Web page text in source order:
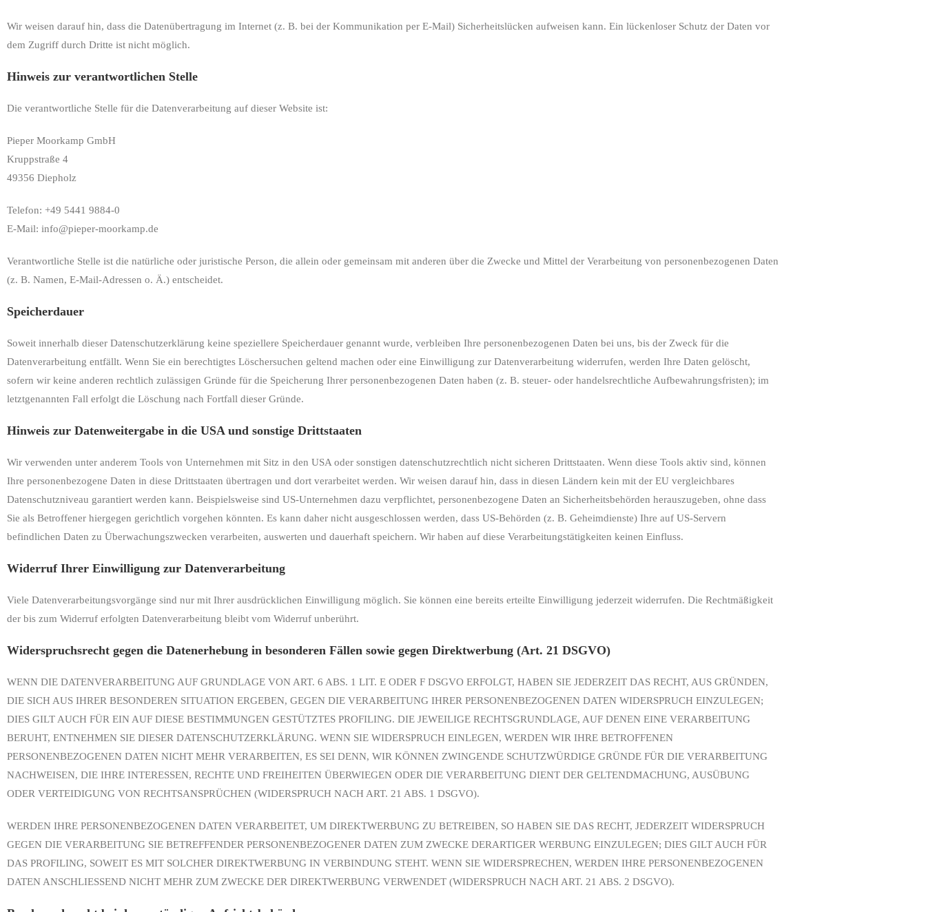
Wir weisen darauf hin, dass die Datenübertragung im Internet (z. B. bei der Kommunikation per E-Mail) Sicherheitslücken aufweisen kann. Ein lückenloser Schutz der Daten vor
dem Zugriff durch Dritte ist nicht möglich.
Hinweis zur verantwortlichen Stelle
Die verantwortliche Stelle für die Datenverarbeitung auf dieser Website ist:
Pieper Moorkamp GmbH
Kruppstraße 4
49356 Diepholz
Telefon: +49 5441 9884-0
E-Mail: info@pieper-moorkamp.de
Verantwortliche Stelle ist die natürliche oder juristische Person, die allein oder gemeinsam mit anderen über die Zwecke und Mittel der Verarbeitung von personenbezogenen Daten
(z. B. Namen, E-Mail-Adressen o. Ä.) entscheidet.
Speicherdauer
Soweit innerhalb dieser Datenschutzerklärung keine speziellere Speicherdauer genannt wurde, verbleiben Ihre personenbezogenen Daten bei uns, bis der Zweck für die
Datenverarbeitung entfällt. Wenn Sie ein berechtigtes Löschersuchen geltend machen oder eine Einwilligung zur Datenverarbeitung widerrufen, werden Ihre Daten gelöscht,
sofern wir keine anderen rechtlich zulässigen Gründe für die Speicherung Ihrer personenbezogenen Daten haben (z. B. steuer- oder handelsrechtliche Aufbewahrungsfristen); im
letztgenannten Fall erfolgt die Löschung nach Fortfall dieser Gründe.
Hinweis zur Datenweitergabe in die USA und sonstige Drittstaaten
Wir verwenden unter anderem Tools von Unternehmen mit Sitz in den USA oder sonstigen datenschutzrechtlich nicht sicheren Drittstaaten. Wenn diese Tools aktiv sind, können
Ihre personenbezogene Daten in diese Drittstaaten übertragen und dort verarbeitet werden. Wir weisen darauf hin, dass in diesen Ländern kein mit der EU vergleichbares
Datenschutzniveau garantiert werden kann. Beispielsweise sind US-Unternehmen dazu verpflichtet, personenbezogene Daten an Sicherheitsbehörden herauszugeben, ohne dass
Sie als Betroffener hiergegen gerichtlich vorgehen könnten. Es kann daher nicht ausgeschlossen werden, dass US-Behörden (z. B. Geheimdienste) Ihre auf US-Servern
befindlichen Daten zu Überwachungszwecken verarbeiten, auswerten und dauerhaft speichern. Wir haben auf diese Verarbeitungstätigkeiten keinen Einfluss.
Widerruf Ihrer Einwilligung zur Datenverarbeitung
Viele Datenverarbeitungsvorgänge sind nur mit Ihrer ausdrücklichen Einwilligung möglich. Sie können eine bereits erteilte Einwilligung jederzeit widerrufen. Die Rechtmäßigkeit
der bis zum Widerruf erfolgten Datenverarbeitung bleibt vom Widerruf unberührt.
Widerspruchsrecht gegen die Datenerhebung in besonderen Fällen sowie gegen Direktwerbung (Art. 21 DSGVO)
WENN DIE DATENVERARBEITUNG AUF GRUNDLAGE VON ART. 6 ABS. 1 LIT. E ODER F DSGVO ERFOLGT, HABEN SIE JEDERZEIT DAS RECHT, AUS GRÜNDEN,
DIE SICH AUS IHRER BESONDEREN SITUATION ERGEBEN, GEGEN DIE VERARBEITUNG IHRER PERSONENBEZOGENEN DATEN WIDERSPRUCH EINZULEGEN;
DIES GILT AUCH FÜR EIN AUF DIESE BESTIMMUNGEN GESTÜTZTES PROFILING. DIE JEWEILIGE RECHTSGRUNDLAGE, AUF DENEN EINE VERARBEITUNG
BERUHT, ENTNEHMEN SIE DIESER DATENSCHUTZERKLÄRUNG. WENN SIE WIDERSPRUCH EINLEGEN, WERDEN WIR IHRE BETROFFENEN
PERSONENBEZOGENEN DATEN NICHT MEHR VERARBEITEN, ES SEI DENN, WIR KÖNNEN ZWINGENDE SCHUTZWÜRDIGE GRÜNDE FÜR DIE VERARBEITUNG
NACHWEISEN, DIE IHRE INTERESSEN, RECHTE UND FREIHEITEN ÜBERWIEGEN ODER DIE VERARBEITUNG DIENT DER GELTENDMACHUNG, AUSÜBUNG
ODER VERTEIDIGUNG VON RECHTSANSPRÜCHEN (WIDERSPRUCH NACH ART. 21 ABS. 1 DSGVO).
WERDEN IHRE PERSONENBEZOGENEN DATEN VERARBEITET, UM DIREKTWERBUNG ZU BETREIBEN, SO HABEN SIE DAS RECHT, JEDERZEIT WIDERSPRUCH
GEGEN DIE VERARBEITUNG SIE BETREFFENDER PERSONENBEZOGENER DATEN ZUM ZWECKE DERARTIGER WERBUNG EINZULEGEN; DIES GILT AUCH FÜR
DAS PROFILING, SOWEIT ES MIT SOLCHER DIREKTWERBUNG IN VERBINDUNG STEHT. WENN SIE WIDERSPRECHEN, WERDEN IHRE PERSONENBEZOGENEN
DATEN ANSCHLIESSEND NICHT MEHR ZUM ZWECKE DER DIREKTWERBUNG VERWENDET (WIDERSPRUCH NACH ART. 21 ABS. 2 DSGVO).